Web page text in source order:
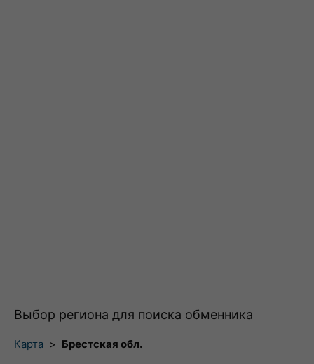
Выбор региона для поиска обменника
Карта > Брестская обл.